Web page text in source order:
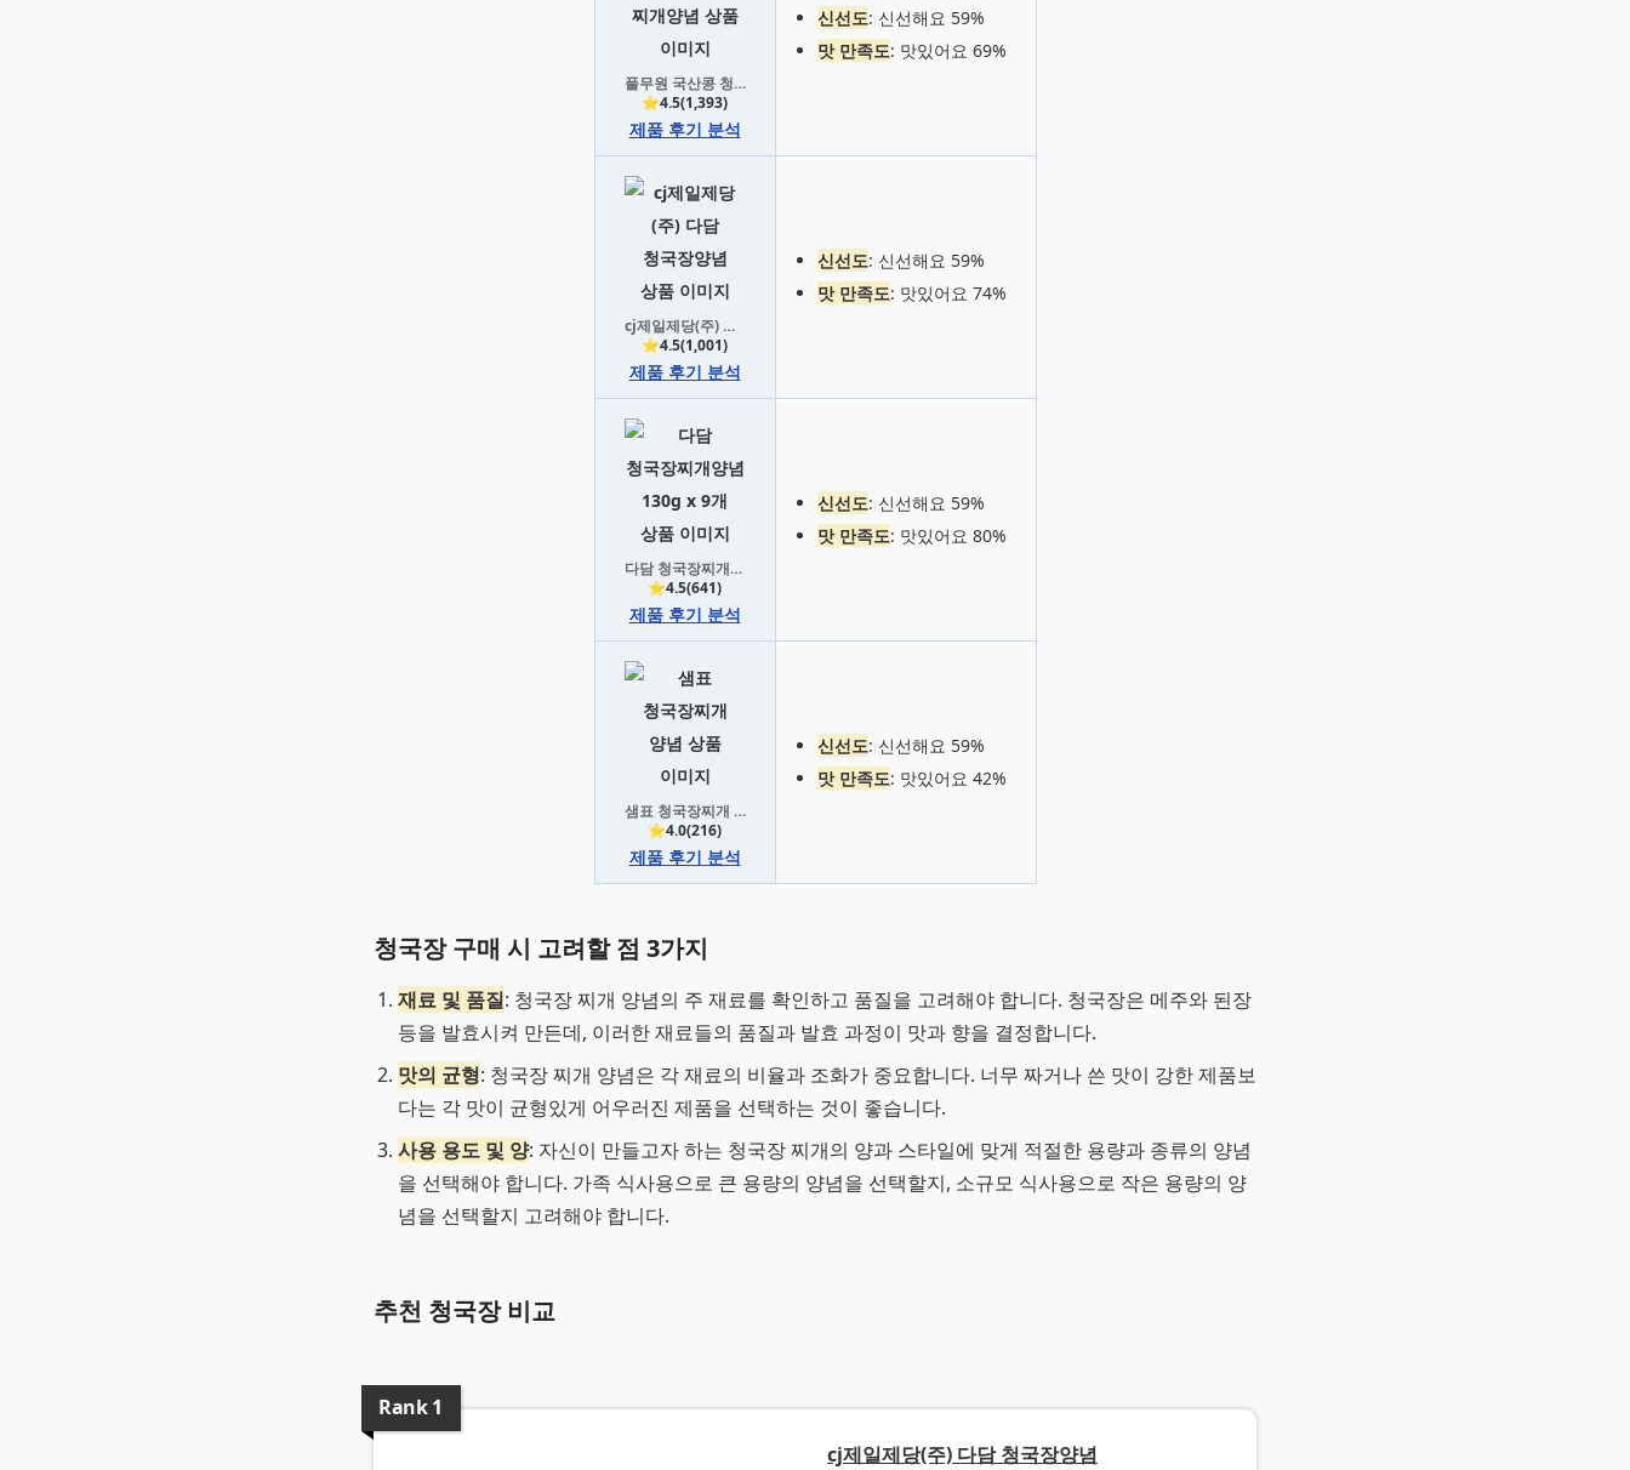
풀무원 국산콩 청국장 찌개양념
⭐4.5(1,393)
제품 후기 분석
신선도: 신선해요 59%
맛 만족도: 맛있어요 69%
cj제일제당(주) 다담 청국장양념
⭐4.5(1,001)
제품 후기 분석
신선도: 신선해요 59%
맛 만족도: 맛있어요 74%
다담 청국장찌개양념
⭐4.5(641)
제품 후기 분석
신선도: 신선해요 59%
맛 만족도: 맛있어요 80%
샘표 청국장찌개 양념
⭐4.0(216)
제품 후기 분석
신선도: 신선해요 59%
맛 만족도: 맛있어요 42%
청국장 구매 시 고려할 점 3가지
재료 및 품질: 청국장 찌개 양념의 주 재료를 확인하고 품질을 고려해야 합니다. 청국장은 메주와 된장
등을 발효시켜 만든데, 이러한 재료들의 품질과 발효 과정이 맛과 향을 결정합니다.
맛의 균형: 청국장 찌개 양념은 각 재료의 비율과 조화가 중요합니다. 너무 짜거나 쓴 맛이 강한 제품보
다는 각 맛이 균형있게 어우러진 제품을 선택하는 것이 좋습니다.
사용 용도 및 양: 자신이 만들고자 하는 청국장 찌개의 양과 스타일에 맞게 적절한 용량과 종류의 양념
을 선택해야 합니다. 가족 식사용으로 큰 용량의 양념을 선택할지, 소규모 식사용으로 작은 용량의 양
념을 선택할지 고려해야 합니다.
추천 청국장 비교
Rank1
cj제일제당(주) 다담 청국장양념